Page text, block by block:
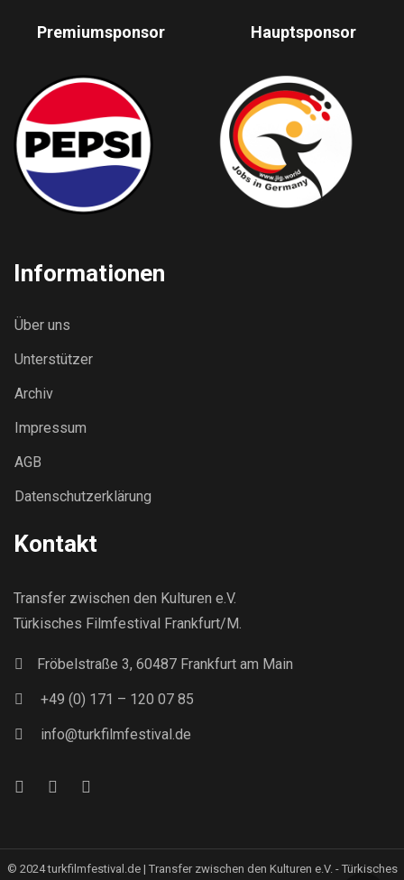
Premiumsponsor Hauptsponsor
Informationen
Über uns
Unterstützer
Archiv
Impressum
AGB
Datenschutzerklärung
Kontakt
Transfer zwischen den Kulturen e.V.
Türkisches Filmfestival Frankfurt/M.
Fröbelstraße 3, 60487 Frankfurt am Main
+49 (0) 171 – 120 07 85
info@turkfilmfestival.de
© 2024 turkfilmfestival.de | Transfer zwischen den Kulturen e.V. - Türkisches